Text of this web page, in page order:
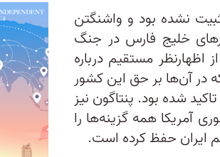
نشده بود و واشنگتن
خلیج فارس در جنگ
مستقیم درباره
در آن‌ها بر حق این کشور
شده بود. پنتاگون نیز
آمریکا همه گزینه‌ها را
ایران حفظ کرده است.